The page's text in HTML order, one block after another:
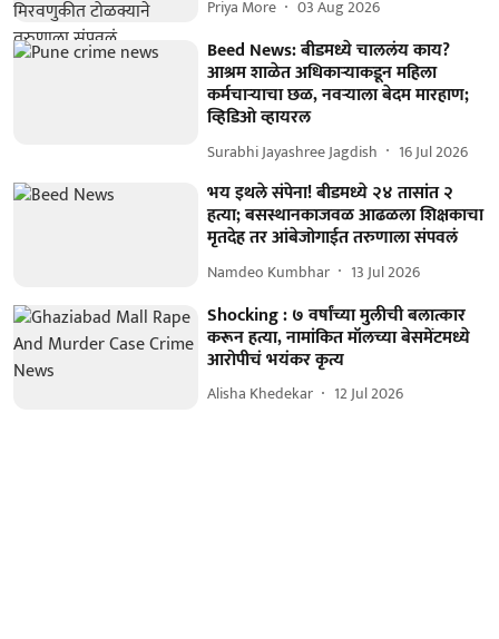
Priya More 03 Aug 2026
Beed News: बीडमध्ये चाललंय काय?
आश्रम शाळेत अधिकाऱ्याकडून महिला
कर्मचाऱ्याचा छळ, नवऱ्याला बेदम मारहाण;
व्हिडिओ व्हायरल
Surabhi Jayashree Jagdish 16 Jul 2026
भय इथले संपेना! बीडमध्ये २४ तासांत २
हत्या; बसस्थानकाजवळ आढळला शिक्षकाचा
मृतदेह तर आंबेजोगाईत तरुणाला संपवलं
Namdeo Kumbhar 13 Jul 2026
Shocking : ७ वर्षांच्या मुलीची बलात्कार
करून हत्या, नामांकित मॉलच्या बेसमेंटमध्ये
आरोपीचं भयंकर कृत्य
Alisha Khedekar 12 Jul 2026